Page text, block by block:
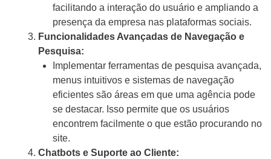
facilitando a interação do usuário e ampliando a
presença da empresa nas plataformas sociais.
Funcionalidades Avançadas de Navegação e
Pesquisa:
Implementar ferramentas de pesquisa avançada,
menus intuitivos e sistemas de navegação
eficientes são áreas em que uma agência pode
se destacar. Isso permite que os usuários
encontrem facilmente o que estão procurando no
site.
Chatbots e Suporte ao Cliente: